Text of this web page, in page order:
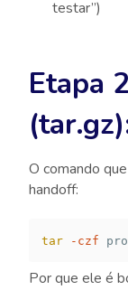
testar”)
Etapa
O comando
handoff:
tar -czf
Por que ele é